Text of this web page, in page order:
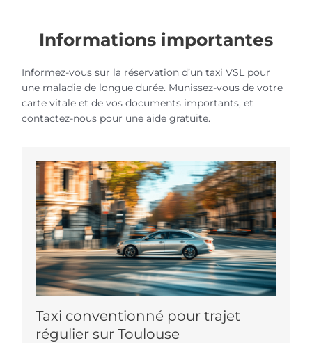
Informations importantes
Informez-vous sur la réservation d’un taxi VSL pour
une maladie de longue durée. Munissez-vous de votre
carte vitale et de vos documents importants, et
contactez-nous pour une aide gratuite.
Taxi conventionné pour trajet
régulier sur Toulouse